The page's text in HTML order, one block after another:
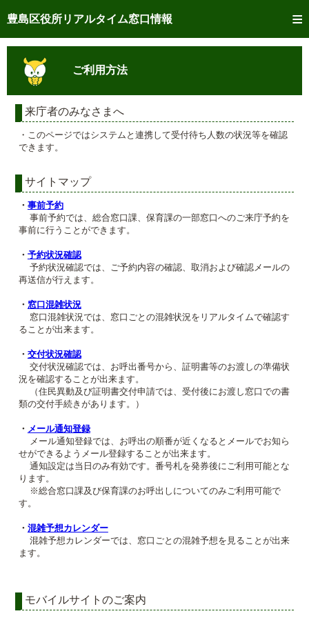
豊島区役所リアルタイム窓口情報
トップページへ
ご利用方法
事前予約
予約状況確認
リアルタイム 窓口混雑状況
メール通知登録
混雑予想カレンダー
ご利用方法
来庁者のみなさまへ
・このページではシステムと連携して受付待ち人数の状況等を確認
できます。
サイトマップ
・ 事前予約
事前予約では、総合窓口課、保育課の一部窓口へのご来庁予約を
事前に行うことができます。
・ 予約状況確認
予約状況確認では、ご予約内容の確認、取消および確認メールの
再送信が行えます。
・ 窓口混雑状況
窓口混雑状況では、窓口ごとの混雑状況をリアルタイムで確認す
ることが出来ます。
・ 交付状況確認
交付状況確認では、お呼出番号から、証明書等のお渡しの準備状
況を確認することが出来ます。
（住民異動及び証明書交付申請では、受付後にお渡し窓口での書
類の交付手続きがあります。）
・ メール通知登録
メール通知登録では、お呼出の順番が近くなるとメールでお知ら
せができるようメール登録することが出来ます。
通知設定は当日のみ有効です。番号札を発券後にご利用可能とな
ります。
※総合窓口課及び保育課のお呼出しについてのみご利用可能で
す。
・ 混雑予想カレンダー
混雑予想カレンダーでは、窓口ごとの混雑予想を見ることが出来
ます。
モバイルサイトのご案内